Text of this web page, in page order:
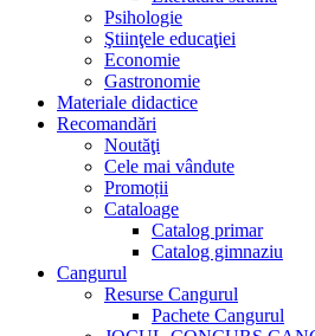
Psihologie
Ştiinţele educaţiei
Economie
Gastronomie
Materiale didactice
Recomandări
Noutăţi
Cele mai vândute
Promoții
Cataloage
Catalog primar
Catalog gimnaziu
Cangurul
Resurse Cangurul
Pachete Cangurul